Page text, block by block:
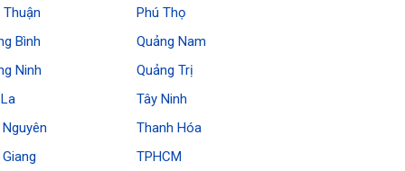
Thuận
Phú Thọ
Bình
Quảng Nam
Ninh
Quảng Trị
Tây Ninh
Thanh Hóa
TPHCM